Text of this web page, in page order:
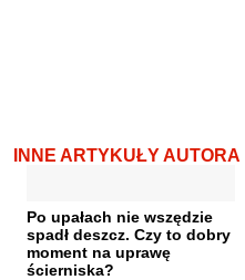
INNE ARTYKUŁY AUTORA
Po upałach nie wszędzie
spadł deszcz. Czy to dobry
moment na uprawę
ścierniska?